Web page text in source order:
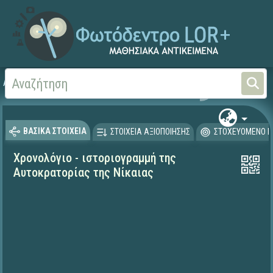
Αρχική
ΒΑΣΙΚΑ ΣΤΟΙΧΕΙΑ ΣΤΟΙΧΕΙΑ ΑΞΙΟΠΟΙΗΣΗΣ ΣΤΟΧΕΥΟΜΕΝΟ
Χρονολόγιο - ιστοριογραμμή της
Αυτοκρατορίας της Νίκαιας